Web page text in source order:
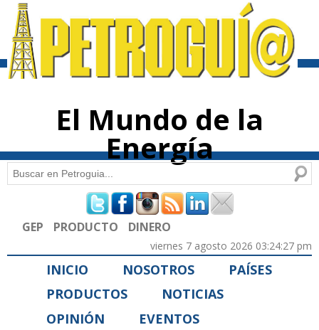
contenido
El Mundo de la
Energía
Formulario de búsqueda
Buscar
GEP PRODUCTO DINERO
viernes 7 agosto 2026 03:24:27 pm
INICIO NOSOTROS
PAÍSES
PRODUCTOS
NOTICIAS
OPINIÓN
EVENTOS